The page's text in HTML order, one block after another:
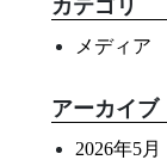
カテゴリ
メディア
アーカイブ
2026年5月